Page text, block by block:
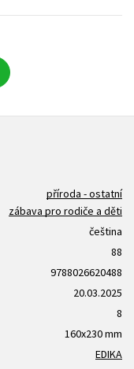
příroda - ostatní
zábava pro rodiče a děti
čeština
88
9788026620488
20.03.2025
8
160x230 mm
EDIKA